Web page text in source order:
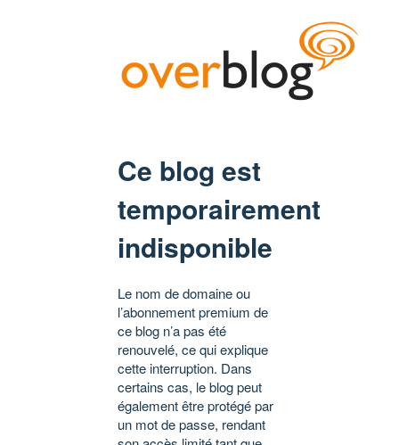
Ce blog est
temporairement
indisponible
Le nom de domaine ou
l’abonnement premium de
ce blog n’a pas été
renouvelé, ce qui explique
cette interruption. Dans
certains cas, le blog peut
également être protégé par
un mot de passe, rendant